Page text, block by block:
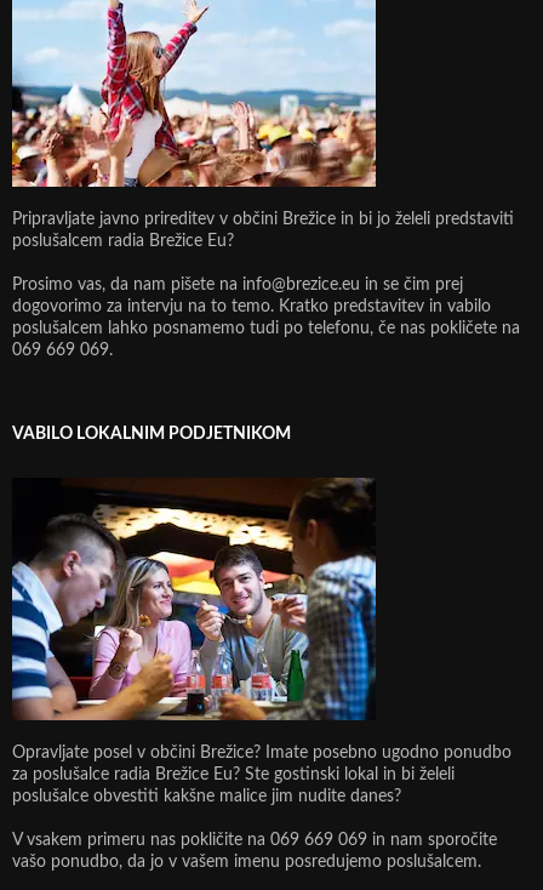
Pripravljate javno prireditev v občini Brežice in bi jo želeli predstaviti
poslušalcem radia Brežice Eu?
Prosimo vas, da nam pišete na info@brezice.eu in se čim prej
dogovorimo za intervju na to temo. Kratko predstavitev in vabilo
poslušalcem lahko posnamemo tudi po telefonu, če nas pokličete na
069 669 069.
VABILO LOKALNIM PODJETNIKOM
Opravljate posel v občini Brežice? Imate posebno ugodno ponudbo
za poslušalce radia Brežice Eu? Ste gostinski lokal in bi želeli
poslušalce obvestiti kakšne malice jim nudite danes?
V vsakem primeru nas pokličite na 069 669 069 in nam sporočite
vašo ponudbo, da jo v vašem imenu posredujemo poslušalcem.